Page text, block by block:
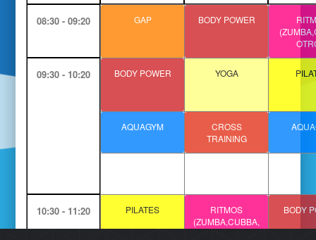
08:30 - 09:20 GAP BODY POWER
09:30 - 10:20 BODY POWER YOGA
AQUAGYM
CROSS
TRAINING
10:30 - 11:20 PILATES
RITMOS
(ZUMBA,CUBBA,
BODY